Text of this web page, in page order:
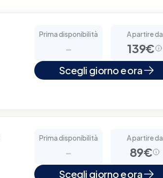
Prima disponibilità
-
A partire da
139€
Scegli giorno e ora
Prima disponibilità
-
A partire da
89€
Scegli giorno e ora